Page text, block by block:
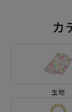
カ
生地